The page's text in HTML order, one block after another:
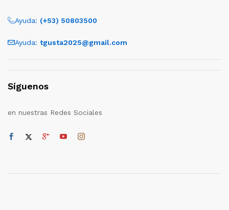
Ayuda: (+53) 50803500
Ayuda: tgusta2025@gmail.com
Síguenos
en nuestras Redes Sociales